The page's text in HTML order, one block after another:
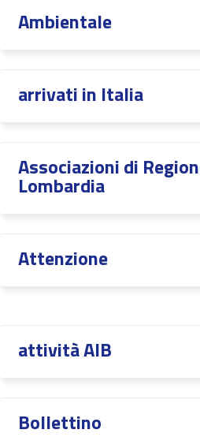
Ambientale
arrivati in Italia
Associazioni di
Lombardia
Attenzione
attività AIB
Bollettino